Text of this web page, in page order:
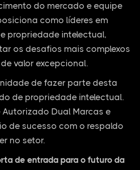
do mercado e equipe
como líderes em
propriedade intelectual,
os desafios mais complexos
valor excepcional.
de fazer parte desta
de propriedade intelectual.
Autorizado Dual Marcas e
de sucesso com o respaldo
no setor.
de entrada para o futuro da